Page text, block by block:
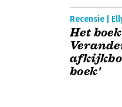
Recensie |
Het boek
boek'